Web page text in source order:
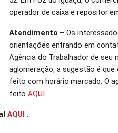
operador de caixa e repositor
Atendimento – Os
orientações entrando em
Agência do Trabalhador de seu
aglomeração, a sugestão é
feito com horário marcado. O
feito AQUI.
AQUI .